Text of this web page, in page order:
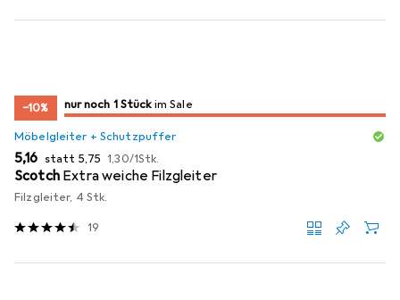
−10% noch 1 Stückim Sale
nur noch 1 Stück im Sale
Möbelgleiter + Schutzpuffer
EUR
5,16 statt EUR
5,75 EUR
1,30/1Stk.
Scotch Extra weiche Filzgleiter
Filzgleiter, 4 Stk.
19